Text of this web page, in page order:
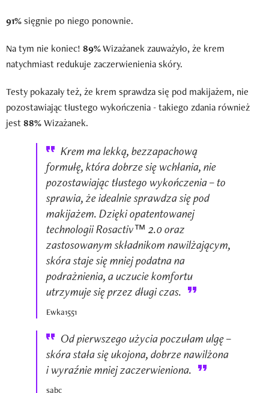
91%sięgnie po niego ponownie.
Na tym nie koniec! 89%Wizażanek zauważyło, że krem
natychmiast redukuje zaczerwienienia skóry.
Testy pokazały też, że krem sprawdza się pod makijażem, nie
pozostawiając tłustego wykończenia - takiego zdania również
jest 88%Wizażanek.
Krem ma lekką, bezzapachową
formułę, która dobrze się wchłania, nie
pozostawiając tłustego wykończenia – to
sprawia, że idealnie sprawdza się pod
makijażem. Dzięki opatentowanej
technologii Rosactiv™ 2.0 oraz
zastosowanym składnikom nawilżającym,
skóra staje się mniej podatna na
podrażnienia, a uczucie komfortu
utrzymuje się przez długi czas.
Ewka1551
Od pierwszego użycia poczułam ulgę –
skóra stała się ukojona, dobrze nawilżona
i wyraźnie mniej zaczerwieniona.
sabc